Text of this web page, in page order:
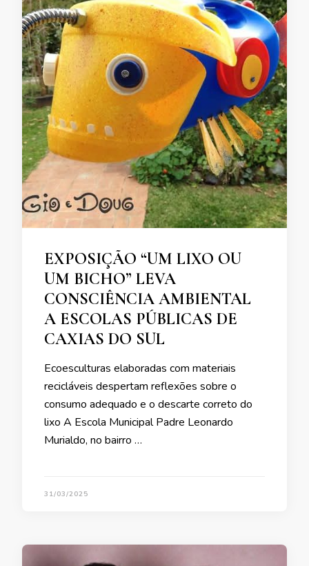
EXPOSIÇÃO “UM LIXO OU
UM BICHO” LEVA
CONSCIÊNCIA AMBIENTAL
A ESCOLAS PÚBLICAS DE
CAXIAS DO SUL
Ecoesculturas elaboradas com materiais
recicláveis despertam reflexões sobre o
consumo adequado e o descarte correto do
lixo A Escola Municipal Padre Leonardo
Murialdo, no bairro …
31/03/2025